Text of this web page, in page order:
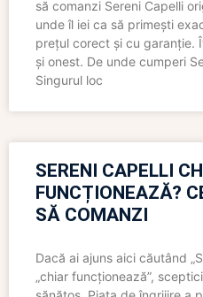
să comanzi Sereni Capelli
unde îl iei ca să primești
prețul corect și cu garanție.
și onest. De unde cumperi
Singurul loc
SERENI CAPELLI
FUNCȚIONEAZĂ?
SĂ COMANZI
Dacă ai ajuns aici căutând
„chiar funcționează”,